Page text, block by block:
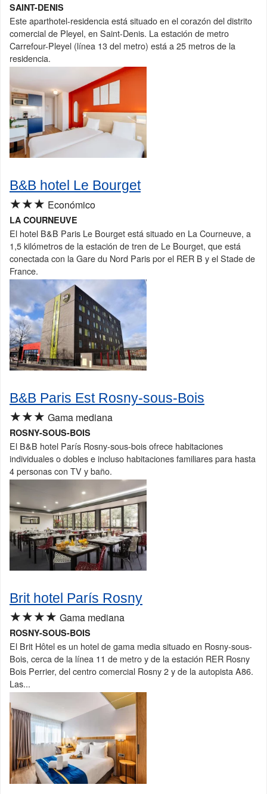
SAINT-DENIS
Este aparthotel-residencia está situado en el corazón del distrito
comercial de Pleyel, en Saint-Denis. La estación de metro
Carrefour-Pleyel (línea 13 del metro) está a 25 metros de la
residencia.
B&B hotel Le Bourget
★★★ Económico
LA COURNEUVE
El hotel B&B Paris Le Bourget está situado en La Courneuve, a
1,5 kilómetros de la estación de tren de Le Bourget, que está
conectada con la Gare du Nord Paris por el RER B y el Stade de
France.
B&B Paris Est Rosny-sous-Bois
★★★ Gama mediana
ROSNY-SOUS-BOIS
El B&B hotel París Rosny-sous-bois ofrece habitaciones
individuales o dobles e incluso habitaciones familiares para hasta
4 personas con TV y baño.
Brit hotel París Rosny
★★★★ Gama mediana
ROSNY-SOUS-BOIS
El Brit Hôtel es un hotel de gama media situado en Rosny-sous-
Bois, cerca de la línea 11 de metro y de la estación RER Rosny
Bois Perrier, del centro comercial Rosny 2 y de la autopista A86.
Las...